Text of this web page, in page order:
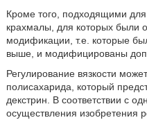
Кроме того, подходящими
крахмалы, для которых были
модификации, т.е. которые
выше, и модифицированы
Регулирование вязкости
полисахарида, который
декстрин. В соответствии с
осуществления изобретения